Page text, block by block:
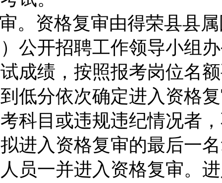
。资格复审由得荣县县
）公开招聘工作领导小组
成绩，按照报考岗位名
低分依次确定进入资格
科目或违规违纪情况者
进入资格复审的最后一
员一并进入资格复审。